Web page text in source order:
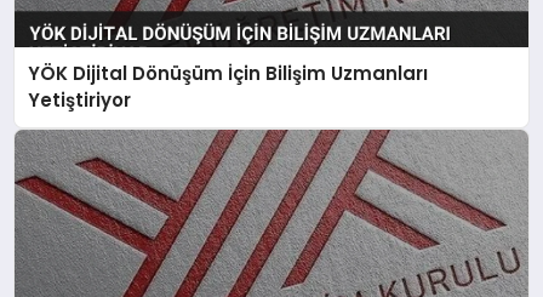
YÖK Dijital Dönüşüm İçin Bilişim Uzmanları
Yetiştiriyor